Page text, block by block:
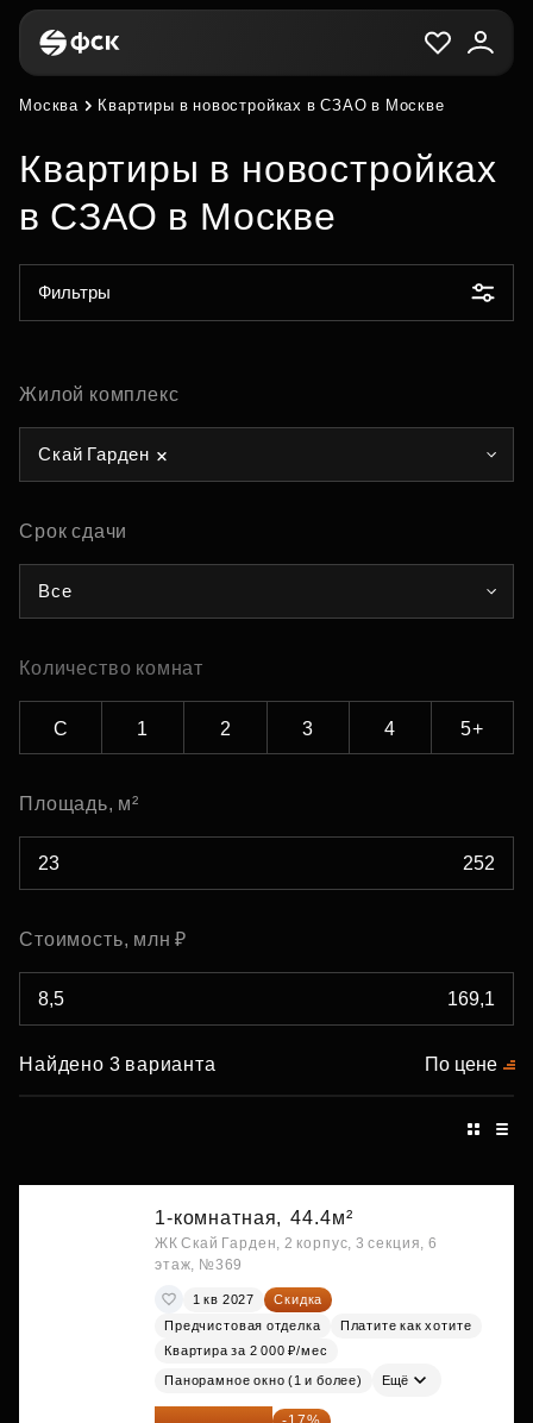
Москва Квартиры в новостройках в СЗАО в Москве
Квартиры в новостройках
в СЗАО в Москве
Фильтры
Жилой комплекс
Скай Гарден
Срок сдачи
Все
Количество комнат
С 1 2 3 4 5+
Площадь, м²
Стоимость, млн ₽
Найдено 3 варианта По цене
1-комнатная, 44.4м²
ЖК Скай Гарден, 2 корпус, 3 секция, 6
этаж, №369
1 кв 2027
Скидка
Предчистовая отделка
Платите как хотите
Квартира за 2 000 ₽/мес
Панорамное окно (1 и более) Ещё